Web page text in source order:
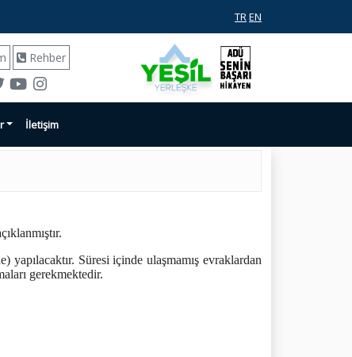
TR EN
Rehber
İletişim
yapılacaktır. Süresi içinde ulaşmamış evraklardan
gerekmektedir.